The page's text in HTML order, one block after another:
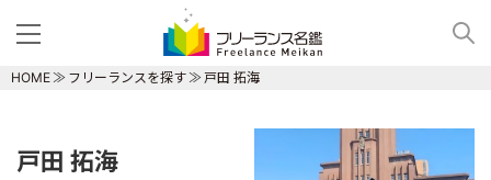
HOME フリーランスを探す 戸田 拓海
戸田 拓海